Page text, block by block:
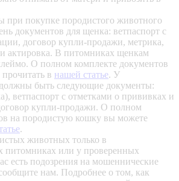
при покупке породистого животного
документов для щенка: ветпаспорт с
договор купли-продажи, метрика,
и актировка. В питомниках щенкам
О полном комплекте документов
в нашей статье. У
должны быть следующие документы:
ветпаспорт с отметками о прививках и
купли-продажи. О полном
на породистую кошку вы можете
.
животных только в
питомниках или у проверенных
есть подозрения на мошеннические
нам. Подробнее о том, как